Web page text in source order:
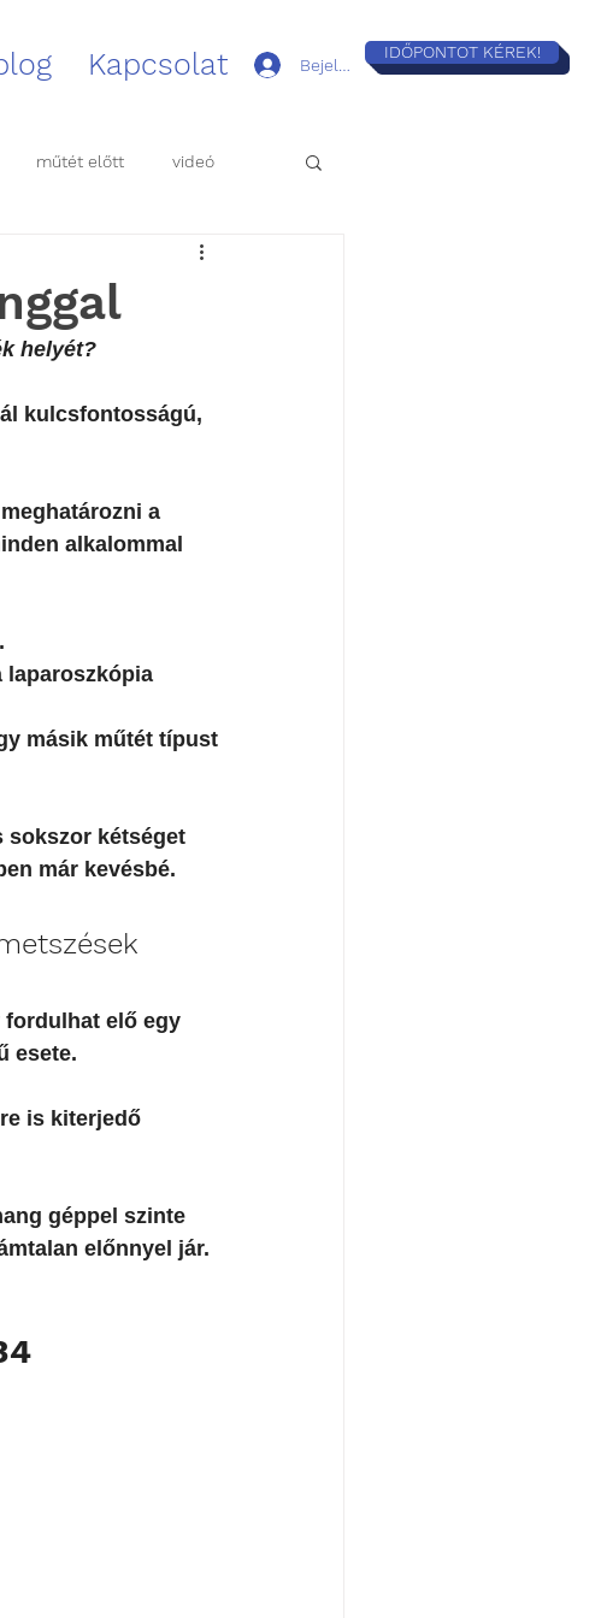
IDŐPONTOT KÉREK!
Kapcsolat Bejelentkezés
műtét előtt videó
helyét?
kulcsfontosságú,
a
alkalommal
laparoszkópia
másik műtét típust
sokszor kétséget
már kevésbé.
fordulhat elő egy
esete.
is kiterjedő
géppel szinte
előnnyel jár.